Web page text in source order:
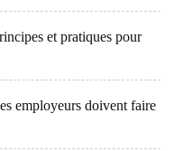
et pratiques pour
employeurs doivent faire